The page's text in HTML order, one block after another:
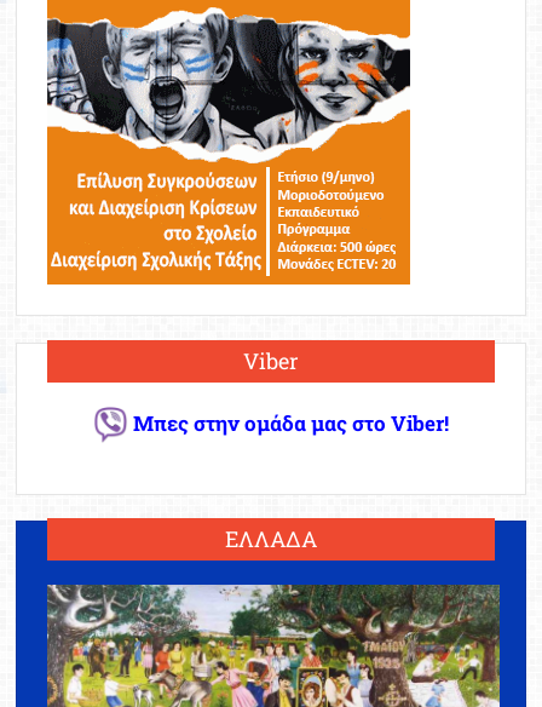
Viber
Μπες στην ομάδα μας στο Viber!
ΕΛΛΑΔΑ